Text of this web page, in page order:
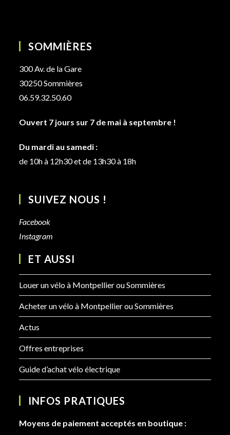
SOMMIÈRES
300 Av. de la Gare
30250 Sommières
06.59.32.50.60
Ouvert 7 jours sur 7 de mai à septembre !
Du mardi au samedi :
de 10h à 12h30 et de 13h30 à 18h
SUIVEZ NOUS !
Facebook
Instagram
ET AUSSI
Louer un vélo à Montpellier ou Sommières
Acheter un vélo à Montpellier ou Sommières
Actus
Offres entreprises
Guide d’achat vélo électrique
INFOS PRATIQUES
Moyens de paiement acceptés en boutique :